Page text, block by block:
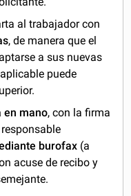
al trabajador con
, de manera que el
a sus nuevas
puede
en mano, con la firma
burofax (a
acuse de recibo y